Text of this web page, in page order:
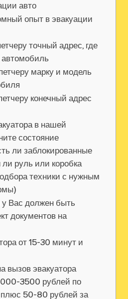
авто
опыт в эвакуации
точный адрес, где
марку и модель
конечный адрес
в нашей
состояние
ли заблокированные
ли руль или коробка
техники с нужным
Вас должен быть
документов на
от 15-30 минут и
вызов эвакуатора
3500 рублей по
плюс 50-80 рублей за